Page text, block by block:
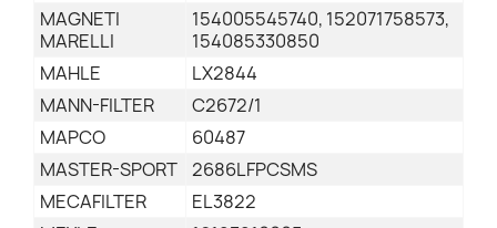
MAGNETI
MARELLI
154005545740, 152071758573,
154085330850
MAHLE
LX2844
MANN-FILTER
C2672/1
MAPCO
60487
MASTER-SPORT
2686LFPCSMS
MECAFILTER
EL3822